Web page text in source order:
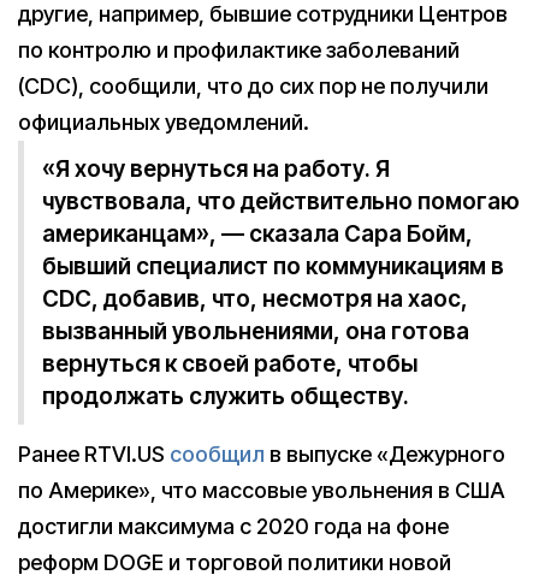
другие, например, бывшие сотрудники Центров
по контролю и профилактике заболеваний
(CDC), сообщили, что до сих пор не получили
официальных уведомлений.
«Я хочу вернуться на работу. Я
чувствовала, что действительно помогаю
американцам», — сказала Сара Бойм,
бывший специалист по коммуникациям в
CDC, добавив, что, несмотря на хаос,
вызванный увольнениями, она готова
вернуться к своей работе, чтобы
продолжать служить обществу.
Ранее RTVI.US сообщил в выпуске «Дежурного
по Америке», что массовые увольнения в США
достигли максимума с 2020 года на фоне
реформ DOGE и торговой политики новой